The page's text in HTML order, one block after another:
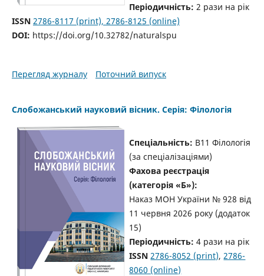
Періодичність: 2 рази на рік
ISSN 2786-8117 (print), 2786-8125 (online)
DOI: https://doi.org/10.32782/naturalspu
Перегляд журналу Поточний випуск
Слобожанський науковий вісник. Серія: Філологія
Спеціальність: B11 Філологія
(за спеціалізаціями)
Фахова реєстрація
(категорія «Б»):
Наказ МОН України № 928 від
11 червня 2026 року (додаток
15)
Періодичність:4 рази на рік
ISSN 2786-8052 (print),2786-
8060 (online)